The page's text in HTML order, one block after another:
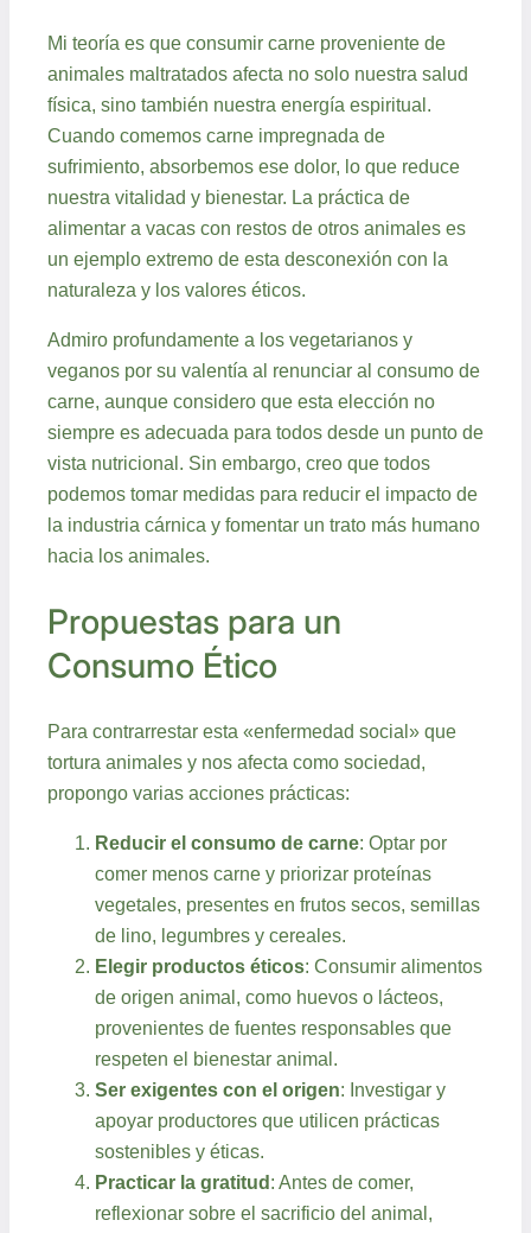
Mi teoría es que consumir carne proveniente de
animales maltratados afecta no solo nuestra salud
física, sino también nuestra energía espiritual.
Cuando comemos carne impregnada de
sufrimiento, absorbemos ese dolor, lo que reduce
nuestra vitalidad y bienestar. La práctica de
alimentar a vacas con restos de otros animales es
un ejemplo extremo de esta desconexión con la
naturaleza y los valores éticos.
Admiro profundamente a los vegetarianos y
veganos por su valentía al renunciar al consumo de
carne, aunque considero que esta elección no
siempre es adecuada para todos desde un punto de
vista nutricional. Sin embargo, creo que todos
podemos tomar medidas para reducir el impacto de
la industria cárnica y fomentar un trato más humano
hacia los animales.
Propuestas para un
Consumo Ético
Para contrarrestar esta «enfermedad social» que
tortura animales y nos afecta como sociedad,
propongo varias acciones prácticas:
Reducir el consumo de carne: Optar por
comer menos carne y priorizar proteínas
vegetales, presentes en frutos secos, semillas
de lino, legumbres y cereales.
Elegir productos éticos: Consumir alimentos
de origen animal, como huevos o lácteos,
provenientes de fuentes responsables que
respeten el bienestar animal.
Ser exigentes con el origen: Investigar y
apoyar productores que utilicen prácticas
sostenibles y éticas.
Practicar la gratitud: Antes de comer,
reflexionar sobre el sacrificio del animal,